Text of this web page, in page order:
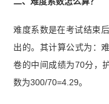
难度系数是在考试结束
出的。其计算公式为：
卷的中间成绩为70分，
数为300/70=4.29。